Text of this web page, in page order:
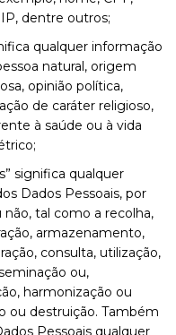
dentre outros;
qualquer informação
natural, origem
opinião política,
de caráter religioso,
à saúde ou à vida
significa qualquer
Dados Pessoais, por
tal como a recolha,
armazenamento,
consulta, utilização,
ou,
harmonização ou
ou destruição. Também
Pessoais qualquer